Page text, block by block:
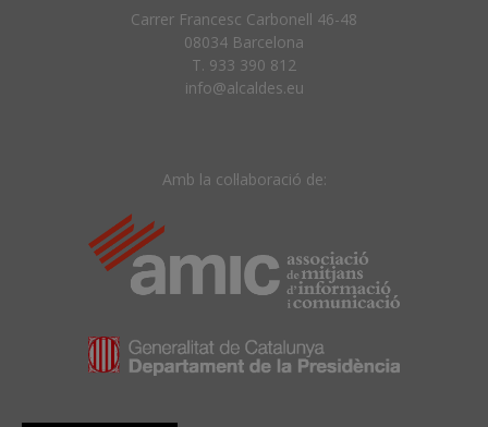
Carrer Francesc Carbonell 46-48
08034 Barcelona
T. 933 390 812
info@alcaldes.eu
Amb la col·laboració de: